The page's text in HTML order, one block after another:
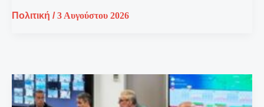
Πολιτική /3 Αυγούστου 2026